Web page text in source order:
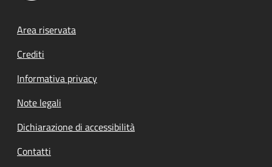
Footer menu
Area riservata
Crediti
Informativa privacy
Note legali
Dichiarazione di accessibilità
Contatti